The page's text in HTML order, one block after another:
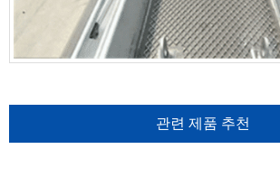
관련 제품 추천